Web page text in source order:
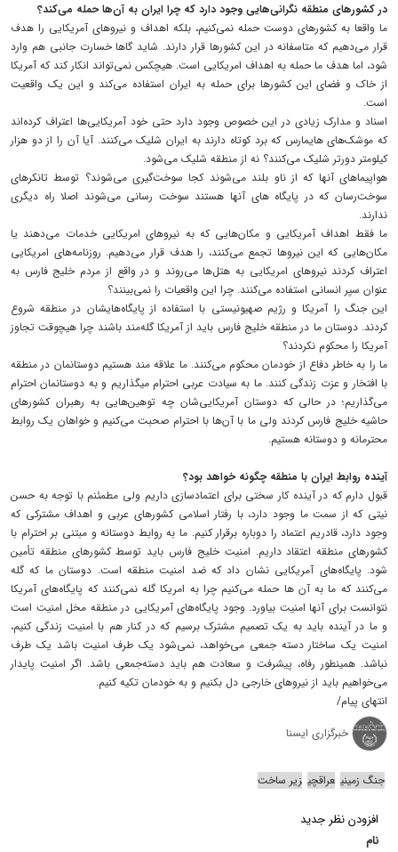
در کشورهای منطقه نگرانی‌هایی وجود دارد که چرا ایران به آن‌ها حمله می‌کند؟
ما واقعا به کشورهای دوست حمله نمی‌کنیم، بلکه اهداف و نیروهای آمریکایی را هدف
قرار می‌دهیم که متاسفانه در این کشورها قرار دارند. شاید گاها خسارت جانبی هم وارد
شود، اما هدف ما حمله به اهداف امریکایی است. هیچکس نمی‌تواند انکار کند که آمریکا
از خاک و فضای این کشورها برای حمله به ایران استفاده می‌کند و این یک واقعیت
است.
اسناد و مدارک زیادی در این خصوص وجود دارد حتی خود آمریکایی‌ها اعتراف کرده‌اند
که موشک‌های هایمارس که برد کوتاه دارند به ایران شلیک می‌کنند. آیا آن را از دو هزار
کیلومتر دورتر شلیک می‌کنند؟ نه از منطقه شلیک می‌شود.
هواپیماهای آنها که از ناو بلند می‌شوند کجا سوخت‌گیری می‌شوند؟ توسط تانکرهای
سوخت‌رسان که در پایگاه های آنها هستند سوخت رسانی می‌شوند اصلا راه دیگری
ندارند.
ما فقط اهداف آمریکایی و مکان‌هایی که به نیروهای امریکایی خدمات می‌دهند یا
مکان‌هایی که این نیروها تجمع می‌کنند، را هدف قرار می‌دهیم. روزنامه‌های امریکایی
اعتراف کردند نیروهای امریکایی به هتل‌ها می‌روند و در واقع از مردم خلیج فارس به
عنوان سپر انسانی استفاده می‌کنند. چرا این واقعیات را نمی‌بینند؟
این جنگ را آمریکا و رژیم صهیونیستی با استفاده از پایگاه‌هایشان در منطقه شروع
کردند. دوستان ما در منطقه خلیج فارس باید از آمریکا گله‌مند باشند چرا هیچوقت تجاوز
آمریکا را محکوم نکردند؟
ما را به خاطر دفاع از خودمان محکوم می‌کنند. ما علاقه مند هستیم دوستانمان در منطقه
با افتخار و عزت زندگی کنند. ما به سیادت عربی احترام میگذاریم و به دوستانمان احترام
می‌گذاریم؛ در حالی که دوستان آمریکایی‌شان‌ چه توهین‌هایی به رهبران کشورهای
حاشیه خلیج فارس کردند ولی ما با آن‌ها با احترام صحبت می‌کنیم و خواهان یک روابط
محترمانه و دوستانه هستیم.
آینده روابط ایران با منطقه چگونه خواهد بود؟
قبول دارم که در آینده کار سختی برای اعتمادسازی داریم ولی مطمئنم با توجه به حسن
نیتی که از سمت ما وجود دارد، با رفتار اسلامی کشورهای عربی و اهداف مشترکی که
وجود دارد، قادریم اعتماد را دوباره برقرار کنیم. ما به روابط دوستانه و مبتنی بر احترام با
کشورهای منطقه اعتقاد داریم. امنیت خلیج فارس باید توسط کشورهای منطقه تأمین
شود. پایگاه‌های آمریکایی نشان داد که ضد امنیت منطقه است. دوستان ما که گله
می‌کنند که ما به آن ها حمله می‌کنیم چرا به امریکا گله نمی‌کنند که پایگاه‌های آمریکا
نتوانست برای آنها امنیت بیاورد. وجود پایگاه‌های آمریکایی در منطقه مخل امنیت است
و ما در آینده باید به یک تصمیم مشترک برسیم که در کنار هم با امنیت زندگی کنیم،
امنیت یک ساختار دسته جمعی می‌خواهد، نمی‌شود یک طرف امنیت باشد یک طرف
نباشد. همینطور رفاه، پیشرفت و سعادت هم باید دسته‌جمعی باشد. اگر امنیت پایدار
می‌خواهیم باید از نیروهای خارجی دل بکنیم و به خودمان تکیه کنیم.
انتهای پیام/
خبرگزاری ایسنا
جنگ زمینی عراقچی زیر ساخت
افزودن نظر جدید
نام